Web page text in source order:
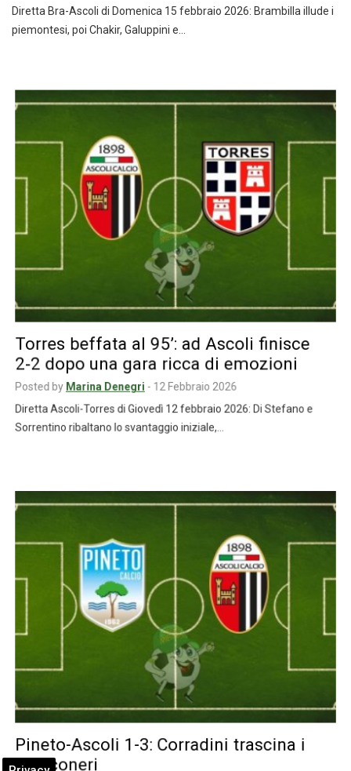
Diretta Bra-Ascoli di Domenica 15 febbraio 2026: Brambilla illude i
piemontesi, poi Chakir, Galuppini e…
Torres beffata al 95’: ad Ascoli finisce
2‑2 dopo una gara ricca di emozioni
Posted by Marina Denegri - 12 Febbraio 2026
Diretta Ascoli-Torres di Giovedì 12 febbraio 2026: Di Stefano e
Sorrentino ribaltano lo svantaggio iniziale,…
Pineto-Ascoli 1-3: Corradini trascina i
bianconeri